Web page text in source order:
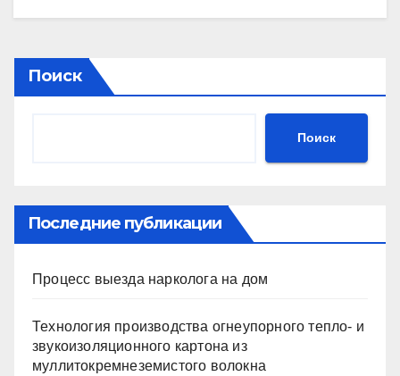
Поиск
Поиск
Последние публикации
Процесс выезда нарколога на дом
Технология производства огнеупорного тепло- и
звукоизоляционного картона из
муллитокремнеземистого волокна